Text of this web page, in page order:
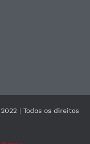
| Todos os direitos